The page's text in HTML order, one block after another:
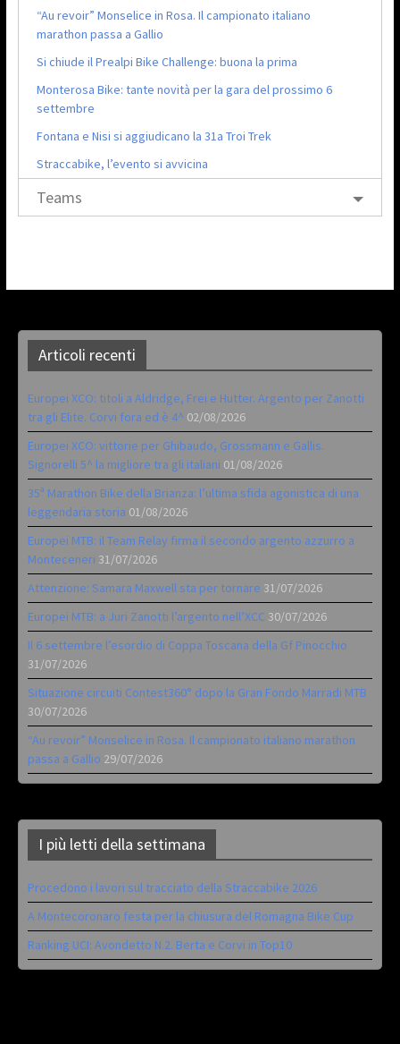
“Au revoir” Monselice in Rosa. Il campionato italiano
marathon passa a Gallio
Si chiude il Prealpi Bike Challenge: buona la prima
Monterosa Bike: tante novità per la gara del prossimo 6
settembre
Fontana e Nisi si aggiudicano la 31a Troi Trek
Straccabike, l’evento si avvicina
Teams
Articoli recenti
Europei XCO: titoli a Aldridge, Frei e Hutter. Argento per Zanotti
tra gli Elite. Corvi fora ed è 4^ 02/08/2026
Europei XCO: vittorie per Ghibaudo, Grossmann e Gallis.
Signorelli 5^ la migliore tra gli italiani 01/08/2026
35ª Marathon Bike della Brianza: l’ultima sfida agonistica di una
leggendaria storia 01/08/2026
Europei MTB: il Team Relay firma il secondo argento azzurro a
Monteceneri 31/07/2026
Attenzione: Samara Maxwell sta per tornare 31/07/2026
Europei MTB: a Juri Zanotti l’argento nell’XCC 30/07/2026
Il 6 settembre l’esordio di Coppa Toscana della Gf Pinocchio
31/07/2026
Situazione circuiti Contest360° dopo la Gran Fondo Marradi MTB
30/07/2026
“Au revoir” Monselice in Rosa. Il campionato italiano marathon
passa a Gallio 29/07/2026
I più letti della settimana
Procedono i lavori sul tracciato della Straccabike 2026
A Montecoronaro festa per la chiusura del Romagna Bike Cup
Ranking UCI: Avondetto N.2. Berta e Corvi in Top10